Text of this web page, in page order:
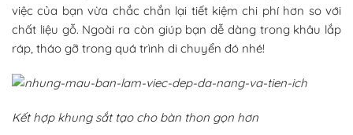
việc của bạn vừa chắc chắn lại tiết kiệm chi phí hơn so với
chất liệu gỗ. Ngoài ra còn giúp bạn dễ dàng trong khâu lắp
ráp, tháo gỡ trong quá trình di chuyển đó nhé!
Kết hợp khung sắt tạo cho bàn thon gọn hơn